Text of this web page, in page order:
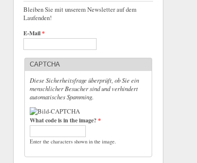
Bleiben Sie mit unserem Newsletter auf dem
Laufenden!
E-Mail*
CAPTCHA
Diese Sicherheitsfrage überprüft, ob Sie ein
menschlicher Besucher sind und verhindert
automatisches Spamming.
What code is in the image?*
Enter the characters shown in the image.